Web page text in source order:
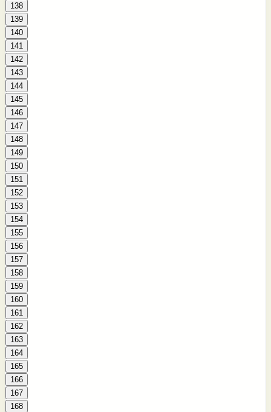
138
139
140
141
142
143
144
145
146
147
148
149
150
151
152
153
154
155
156
157
158
159
160
161
162
163
164
165
166
167
168